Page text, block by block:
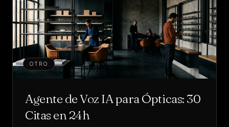
OTRO
Agente de Voz IA para Ópticas: 30
Citas en 24h